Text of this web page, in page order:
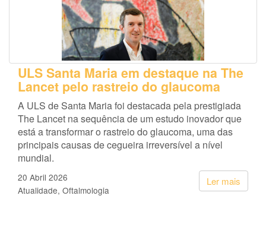
ULS Santa Maria em destaque na The
Lancet pelo rastreio do glaucoma
A ULS de Santa Maria foi destacada pela prestigiada
The Lancet na sequência de um estudo inovador que
está a transformar o rastreio do glaucoma, uma das
principais causas de cegueira irreversível a nível
mundial.
Ler mais
20 Abril 2026
Atualidade Oftalmologia